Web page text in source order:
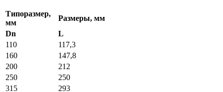
Типоразмер,
мм
Размеры, мм
Dn
L
110
117,3
160
147,8
200
212
250
250
315
293